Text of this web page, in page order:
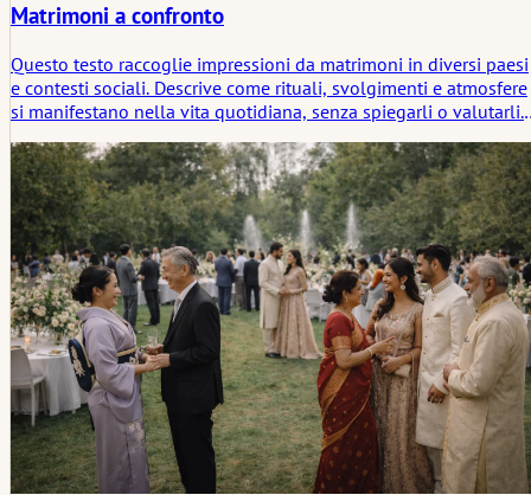
Matrimoni a confronto
Questo testo raccoglie impressioni da matrimoni in diversi paesi
e contesti sociali. Descrive come rituali, svolgimenti e atmosfere
si manifestano nella vita quotidiana, senza spiegarli o valutarli.
comunità diventa visibile in un giorno pubblico.